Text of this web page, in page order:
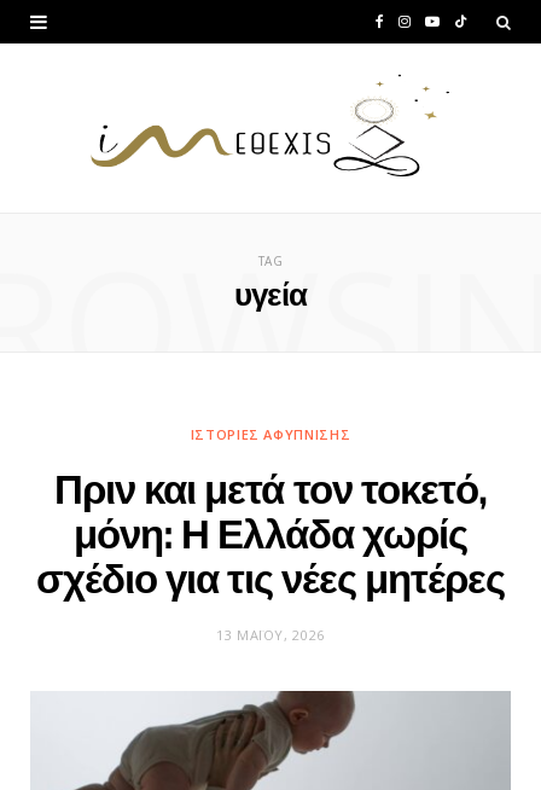
c
e
I Y T
TAG
υγεία
ΙΣΤΟΡΊΕΣ ΑΦΎΠΝΙΣΗΣ
Πριν και μετά τον τοκετό,
μόνη: Η Ελλάδα χωρίς
σχέδιο για τις νέες μητέρες
13 ΜΑΪ́ΟΥ, 2026